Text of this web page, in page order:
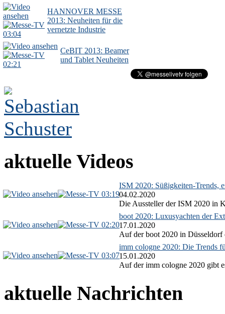
03:04
HANNOVER MESSE
2013: Neuheiten für die
vernetzte Industrie
02:21
CeBIT 2013: Beamer
und Tablet Neuheiten
aktuelle Videos
03:19
ISM 2020: Süßigkeiten-Trends,
04.02.2020
Die Aussteller der ISM 2020 in
02:20
boot 2020: Luxusyachten der
17.01.2020
Auf der boot 2020 in Düsseldorf
03:07
imm cologne 2020: Die Trends
15.01.2020
Auf der imm cologne 2020 gibt
aktuelle Nachrichten